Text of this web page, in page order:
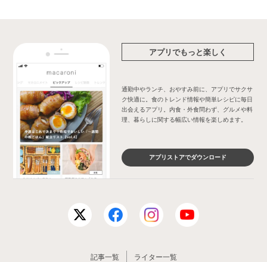
アプリでもっと楽しく
通勤中やランチ、おやすみ前に、アプリでサクサ
ク快適に。食のトレンド情報や簡単レシピに毎日
出会えるアプリ。内食・外食問わず、グルメや料
理、暮らしに関する幅広い情報を楽しめます。
アプリストアでダウンロード
記事一覧
ライター一覧